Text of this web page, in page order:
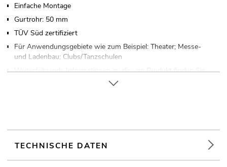
Einfache Montage
Gurtrohr: 50 mm
TÜV Süd zertifiziert
Für Anwendungsgebiete wie zum Beispiel: Theater; Messe-
und Ladenbau; Clubs/Tanzschulen
Weiterführende Informationen zu diesem Produkt finden Sie
unter "Downloads" im Datenblatt
TECHNISCHE DATEN